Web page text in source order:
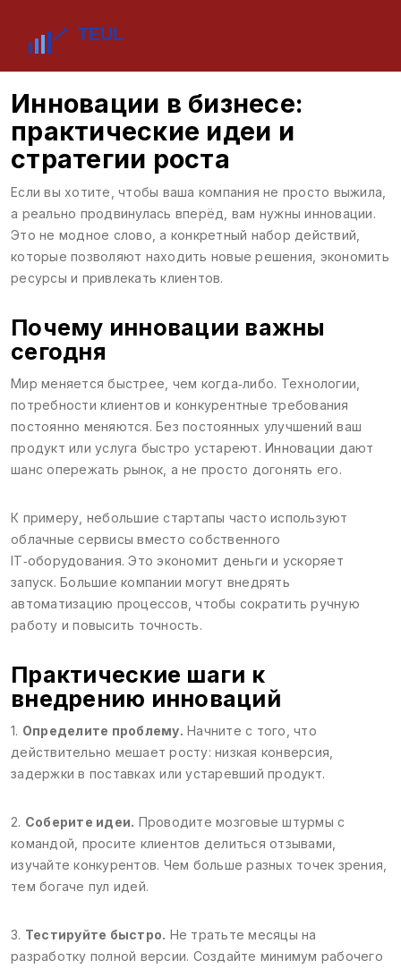
Инновации в бизнесе:
практические идеи и
стратегии роста
Если вы хотите, чтобы ваша компания не просто выжила,
а реально продвинулась вперёд, вам нужны инновации.
Это не модное слово, а конкретный набор действий,
которые позволяют находить новые решения, экономить
ресурсы и привлекать клиентов.
Почему инновации важны
сегодня
Мир меняется быстрее, чем когда‑либо. Технологии,
потребности клиентов и конкурентные требования
постоянно меняются. Без постоянных улучшений ваш
продукт или услуга быстро устареют. Инновации дают
шанс опережать рынок, а не просто догонять его.
К примеру, небольшие стартапы часто используют
облачные сервисы вместо собственного
IT‑оборудования. Это экономит деньги и ускоряет
запуск. Большие компании могут внедрять
автоматизацию процессов, чтобы сократить ручную
работу и повысить точность.
Практические шаги к
внедрению инноваций
1. Определите проблему. Начните с того, что
действительно мешает росту: низкая конверсия,
задержки в поставках или устаревший продукт.
2. Соберите идеи. Проводите мозговые штурмы с
командой, просите клиентов делиться отзывами,
изучайте конкурентов. Чем больше разных точек зрения,
тем богаче пул идей.
3. Тестируйте быстро. Не тратьте месяцы на
разработку полной версии. Создайте минимум рабочего